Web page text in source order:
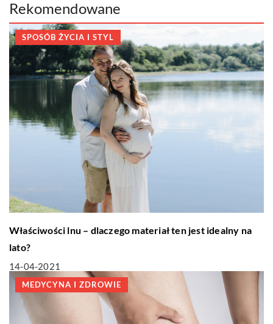
Rekomendowane
SPOSÓB ŻYCIA I STYL
Właściwości lnu – dlaczego materiał ten jest idealny na
lato?
14-04-2021
MEDYCYNA I ZDROWIE